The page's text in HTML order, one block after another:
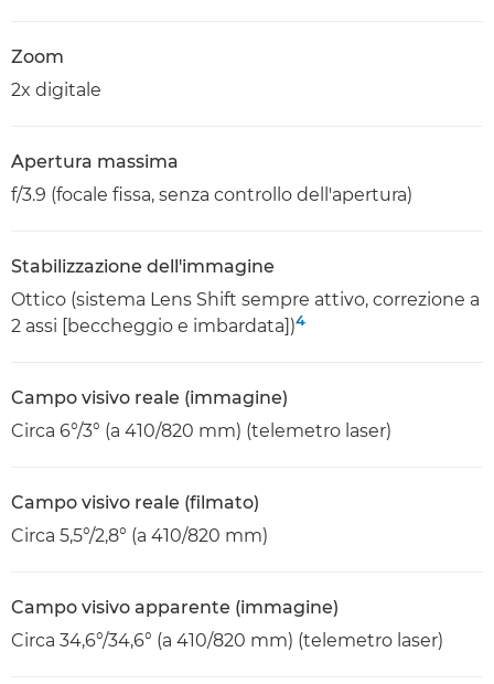
Zoom
2x digitale
Apertura massima
f/3.9 (focale fissa, senza controllo dell'apertura)
Stabilizzazione dell'immagine
Ottico (sistema Lens Shift sempre attivo, correzione a
2 assi [beccheggio e imbardata])4
Campo visivo reale (immagine)
Circa 6°/3° (a 410/820 mm) (telemetro laser)
Campo visivo reale (filmato)
Circa 5,5°/2,8° (a 410/820 mm)
Campo visivo apparente (immagine)
Circa 34,6°/34,6° (a 410/820 mm) (telemetro laser)